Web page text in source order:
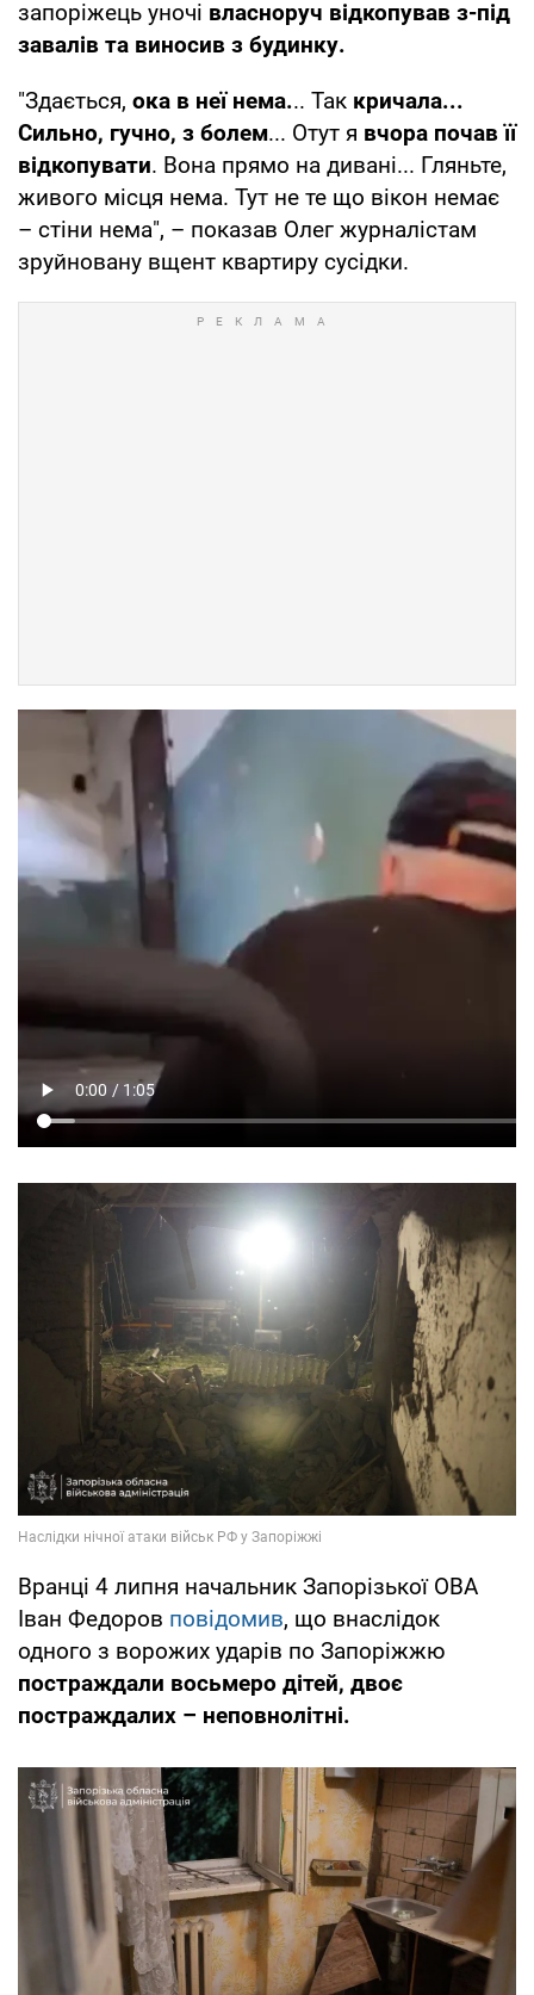
запоріжець уночі власноруч відкопував з-під
завалів та виносив з будинку.
"Здається, ока в неї нема... Так кричала...
Сильно, гучно, з болем... Отут я вчора почав її
відкопувати. Вона прямо на дивані... Гляньте,
живого місця нема. Тут не те що вікон немає
– стіни нема", – показав Олег журналістам
зруйновану вщент квартиру сусідки.
Вранці 4 липня начальник Запорізької ОВА
Іван Федоров повідомив, що внаслідок
одного з ворожих ударів по Запоріжжю
постраждали восьмеро дітей, двоє
постраждалих – неповнолітні.